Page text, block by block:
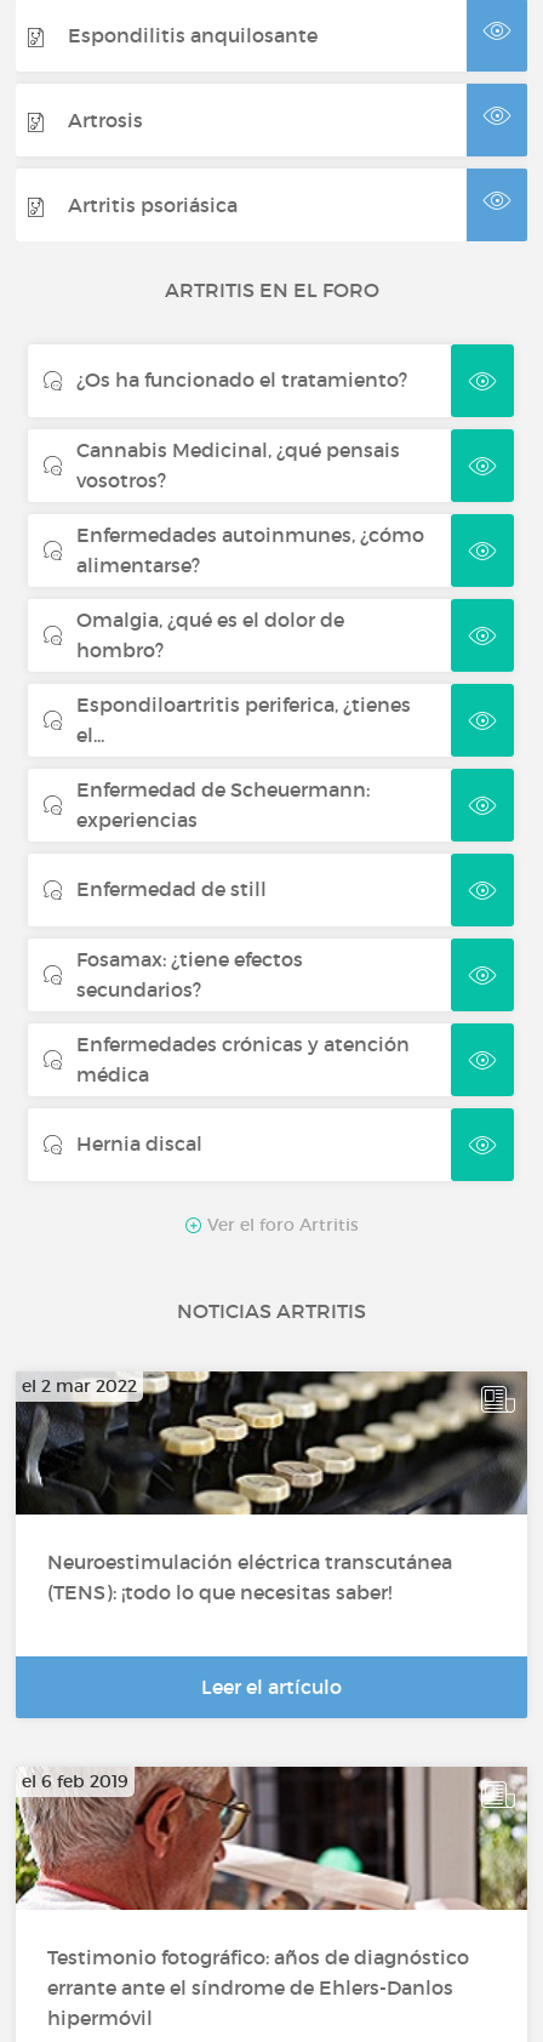
Espondilitis anquilosante
Artrosis
Artritis psoriásica
ARTRITIS EN EL FORO
¿Os ha funcionado el tratamiento?
Cannabis Medicinal, ¿qué pensais
vosotros?
Enfermedades autoinmunes, ¿cómo
alimentarse?
Omalgia, ¿qué es el dolor de
hombro?
Espondiloartritis periferica, ¿tienes
el...
Enfermedad de Scheuermann:
experiencias
Enfermedad de still
Fosamax: ¿tiene efectos
secundarios?
Enfermedades crónicas y atención
médica
Hernia discal
Ver el foro Artritis
NOTICIAS ARTRITIS
el 2 mar 2022
Neuroestimulación eléctrica transcutánea
(TENS): ¡todo lo que necesitas saber!
Leer el artículo
el 6 feb 2019
Testimonio fotográfico: años de diagnóstico
errante ante el síndrome de Ehlers-Danlos
hipermóvil